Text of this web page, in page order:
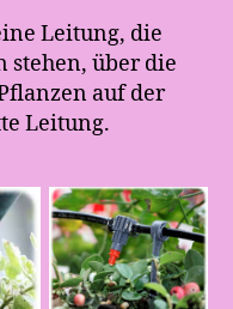
Leitung, die
stehen, über die
auf der
Leitung.